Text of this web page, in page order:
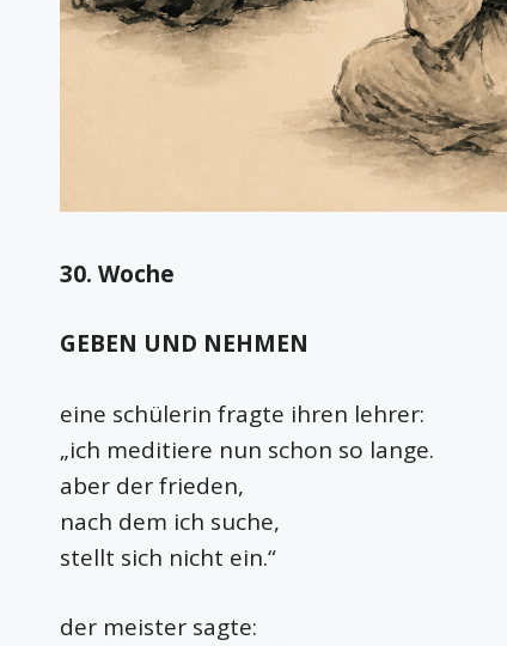
30. Woche
GEBEN UND NEHMEN
eine schülerin fragte ihren lehrer:
„ich meditiere nun schon so lange.
aber der frieden,
nach dem ich suche,
stellt sich nicht ein.“
der meister sagte: